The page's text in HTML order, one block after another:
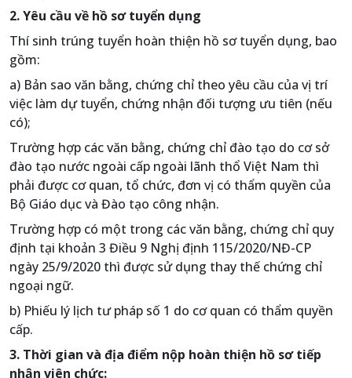
2. Yêu cầu về hồ sơ tuyển dụng
Thí sinh trúng tuyển hoàn thiện hồ sơ tuyển dụng, bao
gồm:
a) Bản sao văn bằng, chứng chỉ theo yêu cầu của vị trí
việc làm dự tuyển, chứng nhận đối tượng ưu tiên (nếu
có);
Trường hợp các văn bằng, chứng chỉ đào tạo do cơ sở
đào tạo nước ngoài cấp ngoài lãnh thổ Việt Nam thì
phải được cơ quan, tổ chức, đơn vị có thẩm quyền của
Bộ Giáo dục và Đào tạo công nhận.
Trường hợp có một trong các văn bằng, chứng chỉ quy
định tại khoản 3 Điều 9 Nghị định 115/2020/NĐ-CP
ngày 25/9/2020 thì được sử dụng thay thế chứng chỉ
ngoại ngữ.
b) Phiếu lý lịch tư pháp số 1 do cơ quan có thẩm quyền
cấp.
3. Thời gian và địa điểm nộp hoàn thiện hồ sơ tiếp
nhận viên chức: